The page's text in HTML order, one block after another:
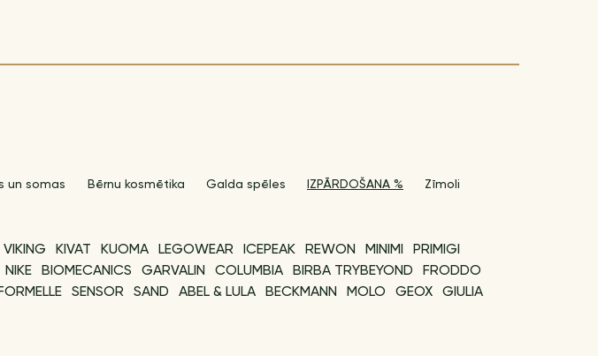
un somas Bērnu kosmētika Galda spēles IZPĀRDOŠANA % Zīmoli
VIKING KIVAT KUOMA LEGOWEAR ICEPEAK REWON MINIMI
PRIMIGI
NIKE BIOMECANICS GARVALIN COLUMBIA BIRBA TRYBEYOND
FRODDO
SENSOR SAND ABEL & LULA BECKMANN MOLO GEOX
GIULIA